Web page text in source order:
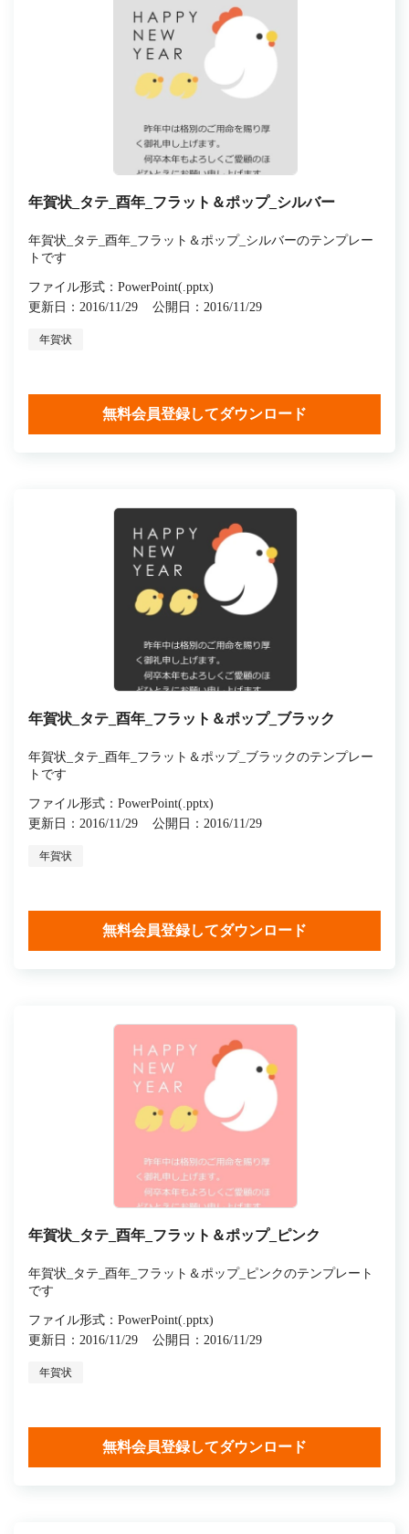
年賀状_タテ_酉年_フラット＆ポップ_シルバー
年賀状_タテ_酉年_フラット＆ポップ_シルバーのテンプレー
トです
ファイル形式：PowerPoint(.pptx)
更新日：2016/11/29
公開日：2016/11/29
年賀状
無料会員登録してダウンロード
年賀状_タテ_酉年_フラット＆ポップ_ブラック
年賀状_タテ_酉年_フラット＆ポップ_ブラックのテンプレー
トです
ファイル形式：PowerPoint(.pptx)
更新日：2016/11/29
公開日：2016/11/29
年賀状
無料会員登録してダウンロード
年賀状_タテ_酉年_フラット＆ポップ_ピンク
年賀状_タテ_酉年_フラット＆ポップ_ピンクのテンプレート
です
ファイル形式：PowerPoint(.pptx)
更新日：2016/11/29
公開日：2016/11/29
年賀状
無料会員登録してダウンロード